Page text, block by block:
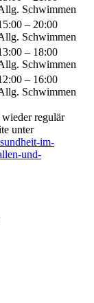
Schwimmen
– 20:00
Schwimmen
– 18:00
Schwimmen
– 16:00
Schwimmen
regulär
unter
im-
und-